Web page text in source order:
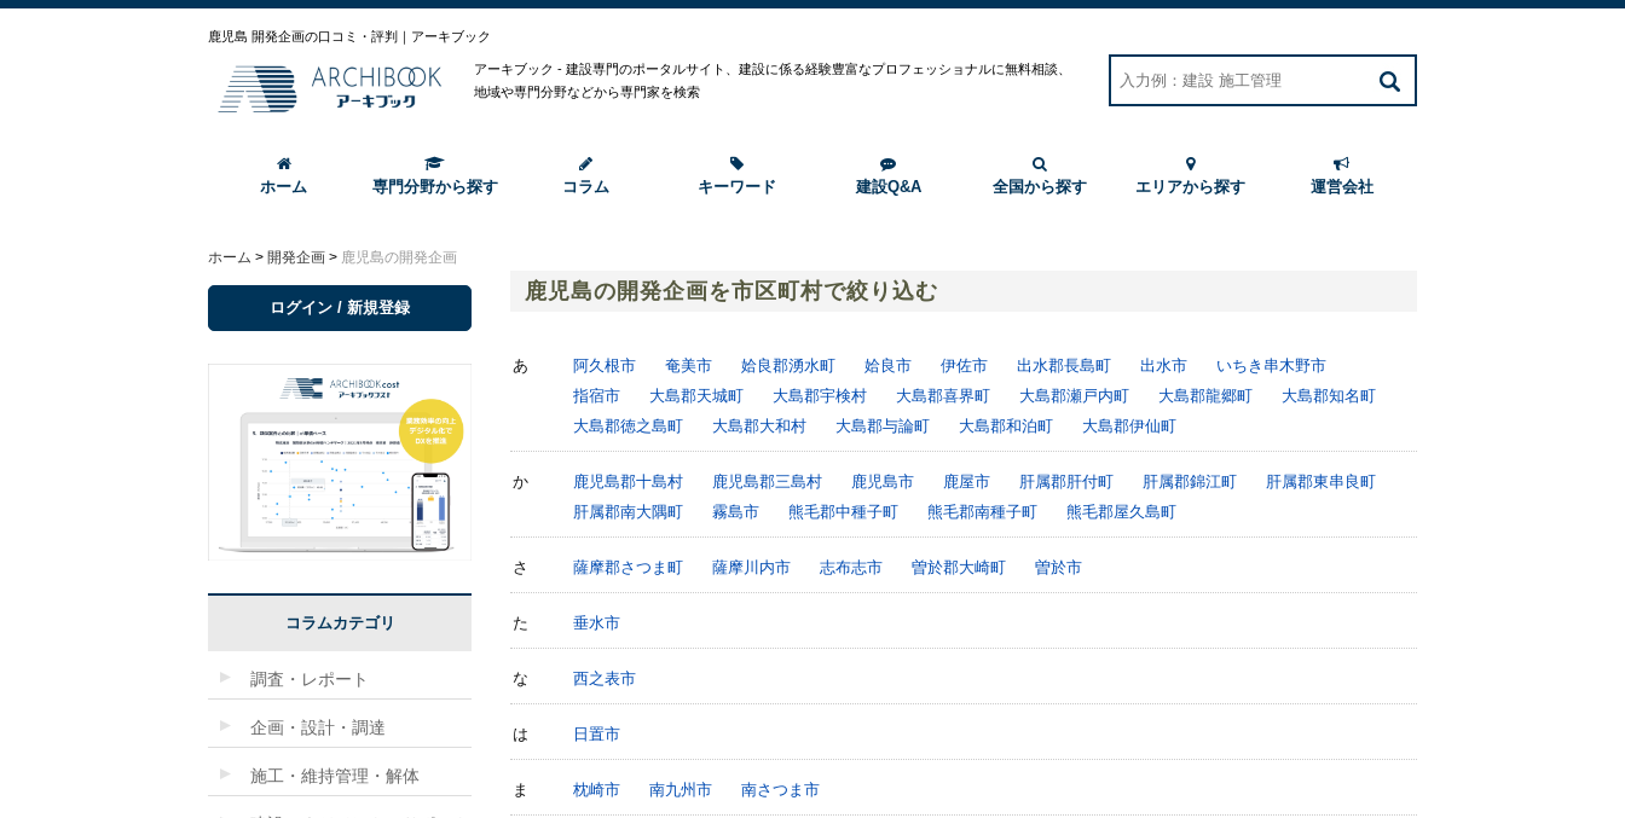
鹿児島 開発企画の口コミ・評判｜アーキブック
アーキブック - 建設専門のポータルサイト、建設に係る経験豊富なプロフェッショナルに無料相談、
地域や専門分野などから専門家を検索
ホーム 専門分野から探す コラム キーワード 建設Q&A 全国から探す エリアから探す 運営会社
ホーム > 開発企画 > 鹿児島の開発企画
鹿児島の開発企画を市区町村で絞り込む
あ 阿久根市 奄美市 姶良郡湧水町 姶良市 伊佐市 出水郡長島町 出水市
いちき串木野市
指宿市
大島郡天城町 大島郡宇検村 大島郡喜界町 大島郡瀬戸内町 大島郡龍郷町
大島郡知名町
大島郡徳之島町
大島郡大和村 大島郡与論町 大島郡和泊町 大島郡伊仙町
か 鹿児島郡十島村 鹿児島郡三島村 鹿児島市 鹿屋市 肝属郡肝付町 肝属郡錦江町
肝属郡東串良町
肝属郡南大隅町
霧島市 熊毛郡中種子町 熊毛郡南種子町 熊毛郡屋久島町
さ 薩摩郡さつま町 薩摩川内市 志布志市 曽於郡大崎町 曽於市
た 垂水市
な 西之表市
は 日置市
ま 枕崎市 南九州市 南さつま市
ログイン / 新規登録
コラムカテゴリ
調査・レポート
企画・設計・調達
施工・維持管理・解体